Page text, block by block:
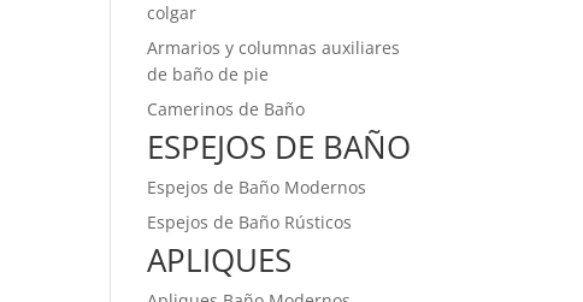
colgar
Armarios y columnas auxiliares
de baño de pie
Camerinos de Baño
ESPEJOS DE BAÑO
Espejos de Baño Modernos
Espejos de Baño Rústicos
APLIQUES